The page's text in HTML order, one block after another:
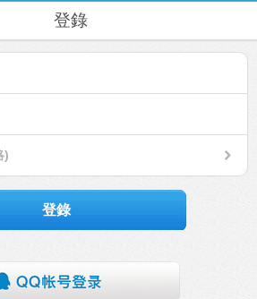
登錄
)
登錄